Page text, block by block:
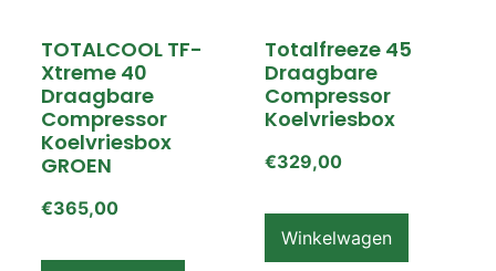
TOTALCOOL TF-
Xtreme 40
Draagbare
Compressor
Koelvriesbox
GROEN
€365,00
Totalfreeze 45
Draagbare
Compressor
Koelvriesbox
€329,00
Winkelwagen